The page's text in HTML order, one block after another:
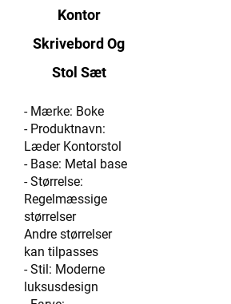
Kontor
Skrivebord Og
Stol Sæt
- Mærke: Boke
- Produktnavn:
Læder Kontorstol
- Base: Metal base
- Størrelse:
Regelmæssige
størrelser
Andre størrelser
kan tilpasses
- Stil: Moderne
luksusdesign